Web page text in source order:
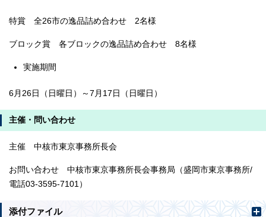
特賞 全26市の逸品詰め合わせ 2名様
ブロック賞 各ブロックの逸品詰め合わせ 8名様
実施期間
6月26日（日曜日）～7月17日（日曜日）
主催・問い合わせ
主催 中核市東京事務所長会
お問い合わせ 中核市東京事務所長会事務局（盛岡市東京事務所/
電話03-3595-7101）
添付ファイル